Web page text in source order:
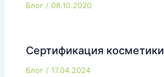
Блог /08.10.2020
Сертификация косметики
Блог /17.04.2024